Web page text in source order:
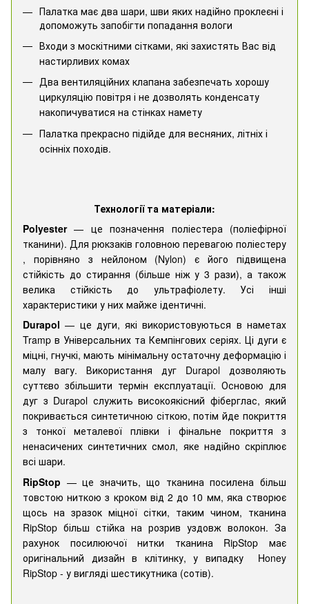
Палатка має два шари, шви яких надійно проклеєні і
допоможуть запобігти попадання вологи
Входи з москітними сітками, які захистять Вас від
настирливих комах
Два вентиляційних клапана забезпечать хорошу
циркуляцію повітря і не дозволять конденсату
накопичуватися на стінках намету
Палатка прекрасно підійде для весняних, літніх і
осінніх походів.
Технології та матеріали:
Polyester— це позначення поліестера (поліефірної
тканини). Для рюкзаків головною перевагою поліестеру
, порівняно з нейлоном (Nylon) є його підвищена
стійкість до стирання (більше ніж у 3 рази), а також
велика стійкість до ультрафіолету. Усі інші
характеристики у них майже ідентичні.
Durapol — це дуги, які використовуються в наметах
Tramp в Універсальних та Кемпінгових серіях. Ці дуги є
міцні, гнучкі, мають мінімальну остаточну деформацію і
малу вагу. Використання дуг Durapol дозволяють
суттєво збільшити термін експлуатації. Основою для
дуг з Durapol служить високоякісний фіберглас, який
покривається синтетичною сіткою, потім йде покриття
з тонкої металевої плівки і фінальне покриття з
ненасичених синтетичних смол, яке надійно скріплює
всі шари.
RipStop — це значить, що тканина посилена більш
товстою ниткою з кроком від 2 до 10 мм, яка створює
щось на зразок міцної сітки, таким чином, тканина
RipStop більш стійка на розрив уздовж волокон. За
рахунок посилюючої нитки тканина RipStop має
оригінальний дизайн в клітинку, у випадку Honey
RipStop - у вигляді шестикутника (сотів).